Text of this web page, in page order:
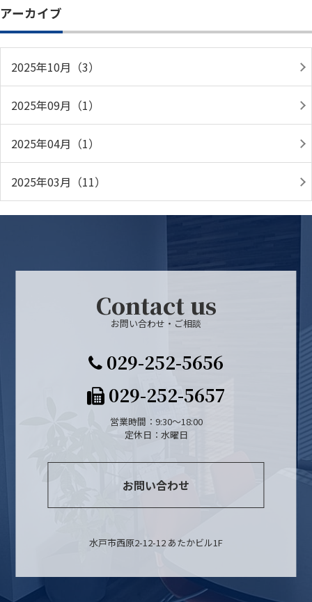
アーカイブ
2025年10月（3）
2025年09月（1）
2025年04月（1）
2025年03月（11）
Contact us
お問い合わせ・ご相談
029-252-5656
029-252-5657
営業時間：9:30～18:00
定休日：水曜日
お問い合わせ
水戸市西原2-12-12 あたかビル1F